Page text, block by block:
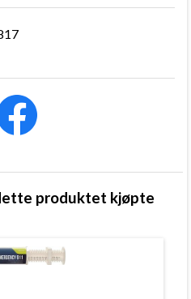
produktet kjøpte